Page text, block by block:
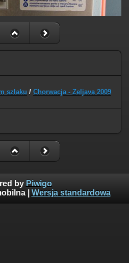
szlaku / Chorwacja - Zeljava 2009
by Piwigo
| Wersja standardowa